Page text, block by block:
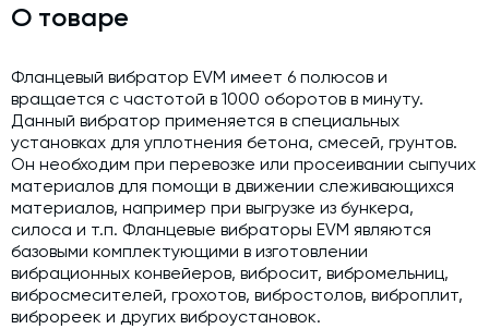
Срочная техпомощь. Онлайн-обследование и ремонт
Доставка, шеф-монтаж и пуско-наладка и обучение
Автоматизированные системы управления (АСУ ТП) любой
сложности
Подбор и поставка комплектующих под любой завод
Экспертиза промышленной безопасности
Технический аудит бетонных заводов и производств
Проектирование технологических линий,промышленных
зданий и сооружений
О товаре
Фланцевый вибратор EVM имеет 6 полюсов и
вращается с частотой в 1000 оборотов в минуту.
Данный вибратор применяется в специальных
установках для уплотнения бетона, смесей, грунтов.
Он необходим при перевозке или просеивании сыпучих
материалов для помощи в движении слеживающихся
материалов, например при выгрузке из бункера,
силоса и т.п. Фланцевые вибраторы EVM являются
базовыми комплектующими в изготовлении
вибрационных конвейеров, вибросит, вибромельниц,
вибросмесителей, грохотов, вибростолов, виброплит,
виброреек и других виброустановок.